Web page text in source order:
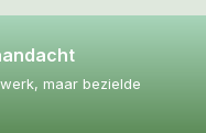
maar bezielde